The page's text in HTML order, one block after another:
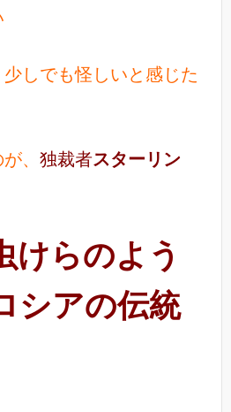
しでも怪しいと感じた
、 独裁者スターリン
けらのよう
シアの伝統